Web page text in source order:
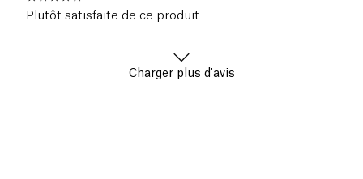
Plutôt satisfaite de ce produit
Charger plus d'avis